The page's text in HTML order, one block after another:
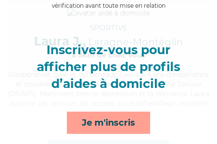
vérification avant toute mise en relation
Inscrivez-vous pour
afficher plus de profils
d’aides à domicile
Je m'inscris
SPORTIVE
Laura J., Laragne-Montéglin
à 5km de chez Vous
, gaie et dynamique, Laura a 4 ans d'expérience
et possède un diplôme d'État d'Auxiliaire de Vie Sociale
et compagnie/loisirs*